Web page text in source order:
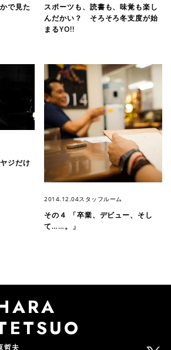
で見た
スポーツも、読書も、味覚も楽し
んだかい？ そろそろ冬支度が始
まるYO!!
ジだけ
2014.12.04スタッフルーム
その４ 「卒業、デビュー、そし
て……。」
哲夫